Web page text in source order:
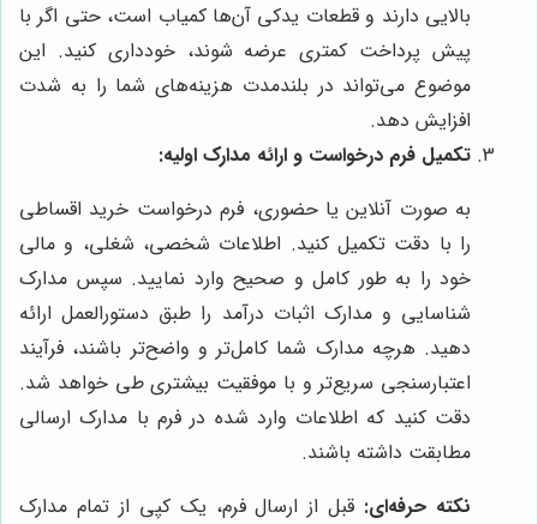
بالایی دارند و قطعات یدکی آن‌ها کمیاب است، حتی اگر با
پیش پرداخت کمتری عرضه شوند، خودداری کنید. این
موضوع می‌تواند در بلندمدت هزینه‌های شما را به شدت
افزایش دهد.
تکمیل فرم درخواست و ارائه مدارک اولیه:
به صورت آنلاین یا حضوری، فرم درخواست خرید اقساطی
را با دقت تکمیل کنید. اطلاعات شخصی، شغلی، و مالی
خود را به طور کامل و صحیح وارد نمایید. سپس مدارک
شناسایی و مدارک اثبات درآمد را طبق دستورالعمل ارائه
دهید. هرچه مدارک شما کامل‌تر و واضح‌تر باشند، فرآیند
اعتبارسنجی سریع‌تر و با موفقیت بیشتری طی خواهد شد.
دقت کنید که اطلاعات وارد شده در فرم با مدارک ارسالی
مطابقت داشته باشند.
نکته حرفه‌ای: قبل از ارسال فرم، یک کپی از تمام مدارک